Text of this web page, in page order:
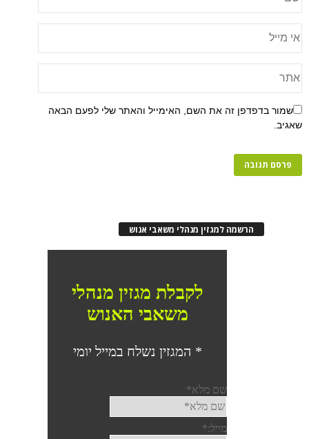
זה את השם, האימייל והאתר שלי לפעם הבאה
הרשמה למגזין מנהלי משאבי אנוש